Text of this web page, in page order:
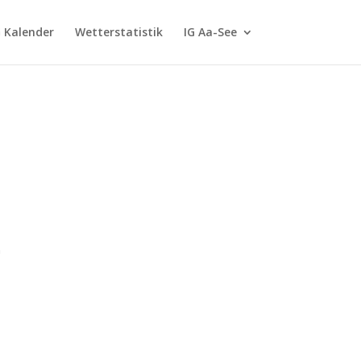
Kalender Wetterstatistik IG Aa-See